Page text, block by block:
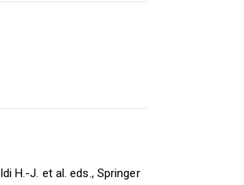
H.-J. et al. eds., Springer